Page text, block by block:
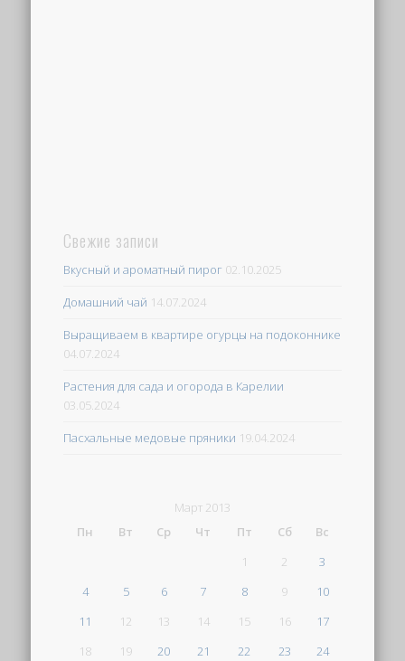
Свежие записи
Вкусный и ароматный пирог 02.10.2025
Домашний чай 14.07.2024
Выращиваем в квартире огурцы на подоконнике
04.07.2024
Растения для сада и огорода в Карелии
03.05.2024
Пасхальные медовые пряники 19.04.2024
Март 2013
Пн
Вт Ср Чт Пт Сб
Вс
1
2
3
4
5 6 7 8 9
10
11
12 13 14 15 16
17
18
19 20 21 22 23
24